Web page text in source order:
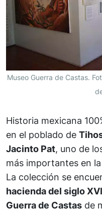
Museo Guerra de Castas.
Historia mexicana
en el poblado de
Jacinto Pat, uno de
más importantes en
La colección se
hacienda del siglo
Guerra de Castas de